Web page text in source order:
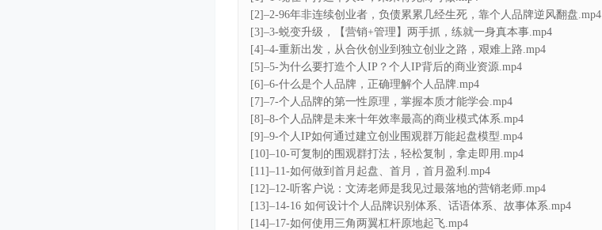
[2]–2-96年非连续创业者，负债累累几经生死，靠个人品牌逆风翻盘.mp4
[3]–3-蜕变升级，【营销+管理】两手抓，练就一身真本事.mp4
[4]–4-重新出发，从合伙创业到独立创业之路，艰难上路.mp4
[5]–5-为什么要打造个人IP？个人IP背后的商业资源.mp4
[6]–6-什么是个人品牌，正确理解个人品牌.mp4
[7]–7-个人品牌的第一性原理，掌握本质才能学会.mp4
[8]–8-个人品牌是未来十年效率最高的商业模式体系.mp4
[9]–9-个人IP如何通过建立创业围观群万能起盘模型.mp4
[10]–10-可复制的围观群打法，轻松复制，拿走即用.mp4
[11]–11-如何做到首月起盘、首月，首月盈利.mp4
[12]–12-听客户说：文涛老师是我见过最落地的营销老师.mp4
[13]–14-16 如何设计个人品牌识别体系、话语体系、故事体系.mp4
[14]–17-如何使用三角两翼杠杆原地起飞.mp4